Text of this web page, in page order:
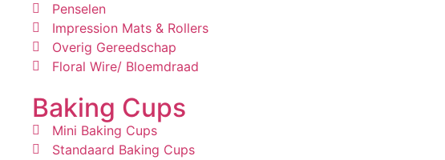
Penselen
Impression Mats & Rollers
Overig Gereedschap
Floral Wire/ Bloemdraad
Baking Cups
Mini Baking Cups
Standaard Baking Cups